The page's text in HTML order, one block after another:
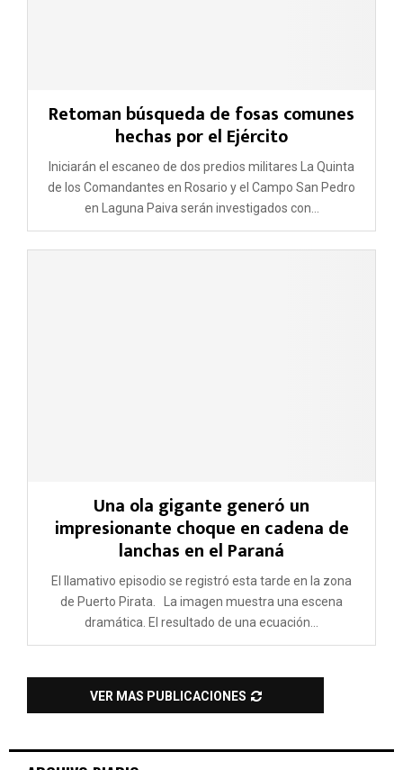
Retoman búsqueda de fosas comunes
hechas por el Ejército
Iniciarán el escaneo de dos predios militares La Quinta
de los Comandantes en Rosario y el Campo San Pedro
en Laguna Paiva serán investigados con...
Una ola gigante generó un
impresionante choque en cadena de
lanchas en el Paraná
El llamativo episodio se registró esta tarde en la zona
de Puerto Pirata. La imagen muestra una escena
dramática. El resultado de una ecuación...
VER MAS PUBLICACIONES